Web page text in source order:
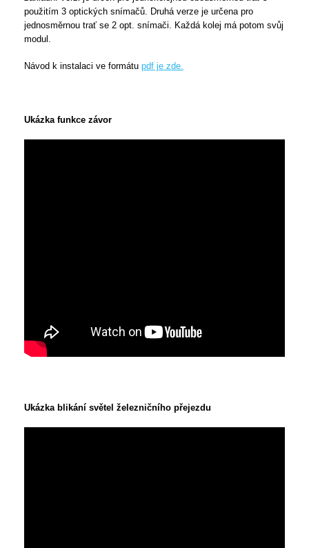
použitím 3 optických snímačů. Druhá verze je určena pro
jednosměrnou trať se 2 opt. snímači. Každá kolej má potom svůj
modul.
Návod k instalaci ve formátu pdf je zde.
Ukázka funkce závor
Ukázka blikání světel železničního přejezdu